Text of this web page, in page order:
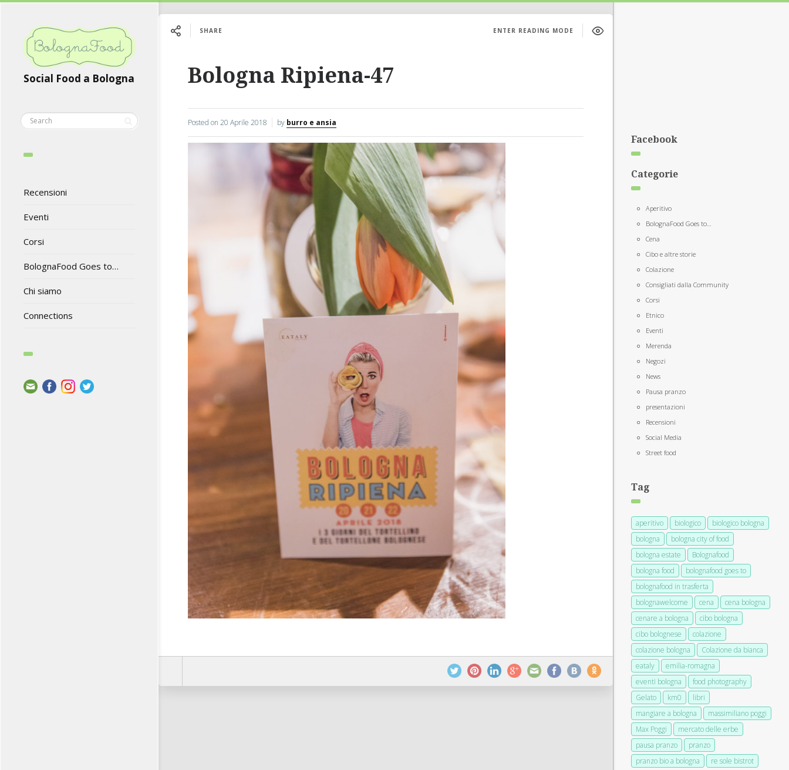
Social Food a Bologna
Recensioni
Eventi
Corsi
BolognaFood Goes to…
Chi siamo
Connections
SHARE ENTER READING MODE
Bologna Ripiena-47
Posted on 20 Aprile 2018 by burro e ansia
Facebook
Categorie
Aperitivo
BolognaFood Goes to…
Cena
Cibo e altre storie
Colazione
Consigliati dalla Community
Corsi
Etnico
Eventi
Merenda
Negozi
News
Pausa pranzo
presentazioni
Recensioni
Social Media
Street food
Tag
aperitivo biologico
biologico bologna
bologna
bologna city of food
bologna estate
Bolognafood
bologna food
bolognafood goes to
bolognafood in trasferta
bolognawelcome
cena
cena bologna
cenare a bologna
cibo bologna
cibo bolognese
colazione
colazione bologna
Colazione da bianca
eataly
emilia-romagna
eventi bologna
food photography
Gelato
km0
libri
mangiare a bologna
massimiliano poggi
Max Poggi
mercato delle erbe
pausa pranzo
pranzo
pranzo bio a bologna
re sole bistrot